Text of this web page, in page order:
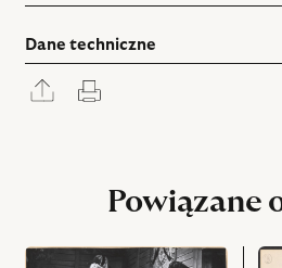
Dane techniczne
Rozwiń
panel
Powiązane
przejdź